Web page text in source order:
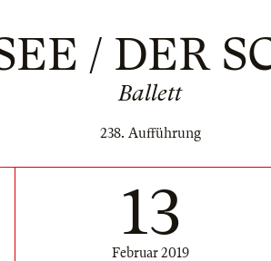
/ DER
Ballett
238. Aufführung
13
Februar 2019